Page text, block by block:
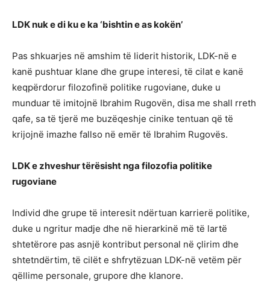
LDK nuk e di ku e ka ‘bishtin e as kokën’
Pas shkuarjes në amshim të liderit historik, LDK-në e
kanë pushtuar klane dhe grupe interesi, të cilat e kanë
keqpërdorur filozofinë politike rugoviane, duke u
munduar të imitojnë Ibrahim Rugovën, disa me shall rreth
qafe, sa të tjerë me buzëqeshje cinike tentuan që të
krijojnë imazhe fallso në emër të Ibrahim Rugovës.
LDK e zhveshur tërësisht nga filozofia politike
rugoviane
Individ dhe grupe të interesit ndërtuan karrierë politike,
duke u ngritur madje dhe në hierarkinë më të lartë
shtetërore pas asnjë kontribut personal në çlirim dhe
shtetndërtim, të cilët e shfrytëzuan LDK-në vetëm për
qëllime personale, grupore dhe klanore.